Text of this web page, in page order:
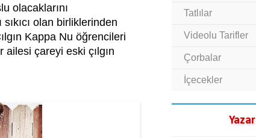
olacaklarını
olan birliklerinden
Kappa Nu öğrencileri
çareyi eski çılgın
Tatlılar
Videolu Tarifler
Çorbalar
İçecekler